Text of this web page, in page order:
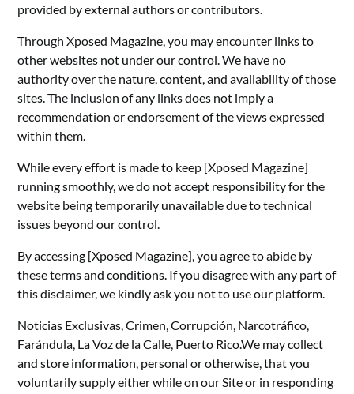
provided by external authors or contributors.
Through Xposed Magazine, you may encounter links to
other websites not under our control. We have no
authority over the nature, content, and availability of those
sites. The inclusion of any links does not imply a
recommendation or endorsement of the views expressed
within them.
While every effort is made to keep [Xposed Magazine]
running smoothly, we do not accept responsibility for the
website being temporarily unavailable due to technical
issues beyond our control.
By accessing [Xposed Magazine], you agree to abide by
these terms and conditions. If you disagree with any part of
this disclaimer, we kindly ask you not to use our platform.
Noticias Exclusivas, Crimen, Corrupción, Narcotráfico,
Farándula, La Voz de la Calle, Puerto Rico.We may collect
and store information, personal or otherwise, that you
voluntarily supply either while on our Site or in responding